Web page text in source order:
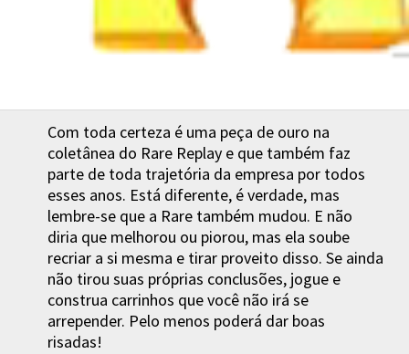
Com toda certeza é uma peça de ouro na
coletânea do Rare Replay e que também faz
parte de toda trajetória da empresa por todos
esses anos. Está diferente, é verdade, mas
lembre-se que a Rare também mudou. E não
diria que melhorou ou piorou, mas ela soube
recriar a si mesma e tirar proveito disso. Se ainda
não tirou suas próprias conclusões, jogue e
construa carrinhos que você não irá se
arrepender. Pelo menos poderá dar boas
risadas!